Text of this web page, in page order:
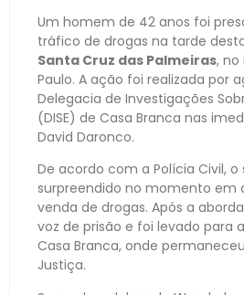
Um homem de 42 anos foi
tráfico de drogas na tarde
Santa Cruz das Palmeiras, no
Paulo. A ação foi realizada por
Delegacia de Investigações
(DISE) de Casa Branca nas
David Daronco.
De acordo com a Polícia Civil, o
surpreendido no momento em
venda de drogas. Após a
voz de prisão e foi levado para
Casa Branca, onde
Justiça.